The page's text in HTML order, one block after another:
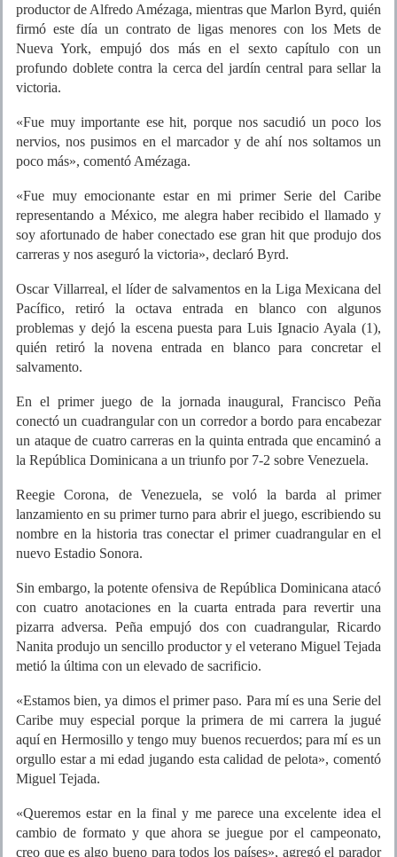
productor de Alfredo Amézaga, mientras que Marlon Byrd, quién
firmó este día un contrato de ligas menores con los Mets de
Nueva York, empujó dos más en el sexto capítulo con un
profundo doblete contra la cerca del jardín central para sellar la
victoria.
«Fue muy importante ese hit, porque nos sacudió un poco los
nervios, nos pusimos en el marcador y de ahí nos soltamos un
poco más», comentó Amézaga.
«Fue muy emocionante estar en mi primer Serie del Caribe
representando a México, me alegra haber recibido el llamado y
soy afortunado de haber conectado ese gran hit que produjo dos
carreras y nos aseguró la victoria», declaró Byrd.
Oscar Villarreal, el líder de salvamentos en la Liga Mexicana del
Pacífico, retiró la octava entrada en blanco con algunos
problemas y dejó la escena puesta para Luis Ignacio Ayala (1),
quién retiró la novena entrada en blanco para concretar el
salvamento.
En el primer juego de la jornada inaugural, Francisco Peña
conectó un cuadrangular con un corredor a bordo para encabezar
un ataque de cuatro carreras en la quinta entrada que encaminó a
la República Dominicana a un triunfo por 7-2 sobre Venezuela.
Reegie Corona, de Venezuela, se voló la barda al primer
lanzamiento en su primer turno para abrir el juego, escribiendo su
nombre en la historia tras conectar el primer cuadrangular en el
nuevo Estadio Sonora.
Sin embargo, la potente ofensiva de República Dominicana atacó
con cuatro anotaciones en la cuarta entrada para revertir una
pizarra adversa. Peña empujó dos con cuadrangular, Ricardo
Nanita produjo un sencillo productor y el veterano Miguel Tejada
metió la última con un elevado de sacrificio.
«Estamos bien, ya dimos el primer paso. Para mí es una Serie del
Caribe muy especial porque la primera de mi carrera la jugué
aquí en Hermosillo y tengo muy buenos recuerdos; para mí es un
orgullo estar a mi edad jugando esta calidad de pelota», comentó
Miguel Tejada.
«Queremos estar en la final y me parece una excelente idea el
cambio de formato y que ahora se juegue por el campeonato,
creo que es algo bueno para todos los países», agregó el parador